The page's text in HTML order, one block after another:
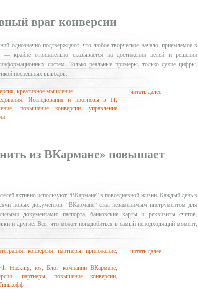
враг конверсии
однозначно подтверждают, что любое творческое начало, приемлемое в
— крайне отрицательно сказывается на достижении целей и решении
систем. Только реальные примеры, только сухие цифры,
поспешных выводов.
,креативное мышление
, Исследования и прогнозы в IT,
, повышение конверсии,управление
читать далее
из ВКармане» повышает
активно используют “ВКармане” в повседневной жизни. Каждый день в
новых документов. “ВКармане” стал незаменимым инструментом для
документами: паспорта, банковские карты и реквизиты счетов,
и другие. Все, что может понадобиться в самый неподходящий момент,
, конверсия, партнеры,приложение,
Hacking, ios,Блог компании ВКармане,
, партнеры, повышение конверсии,
читать далее